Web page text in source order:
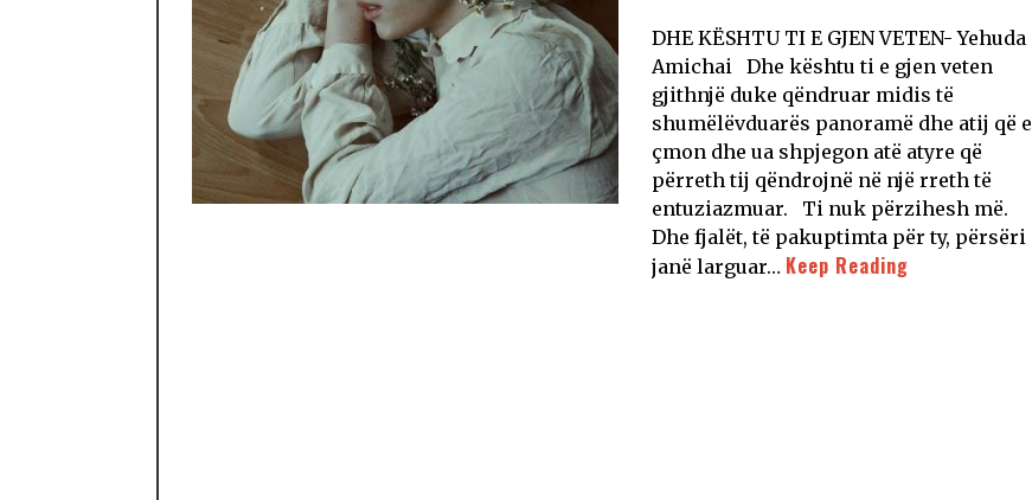
DHE KËSHTU TI E GJEN VETEN- Yehuda
Amichai Dhe kështu ti e gjen veten
gjithnjë duke qëndruar midis të
shumëlëvduarës panoramë dhe atij që e
çmon dhe ua shpjegon atë atyre që
përreth tij qëndrojnë në një rreth të
entuziazmuar. Ti nuk përzihesh më.
Dhe fjalët, të pakuptimta për ty, përsëri
janë larguar… Keep Reading